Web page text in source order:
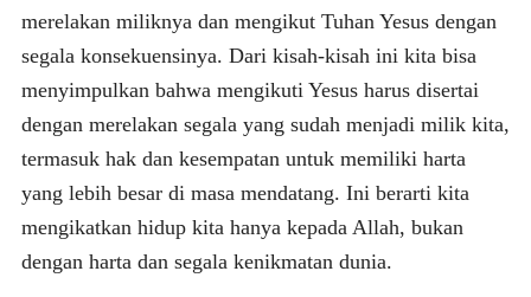
merelakan miliknya dan mengikut Tuhan Yesus dengan
segala konsekuensinya. Dari kisah-kisah ini kita bisa
menyimpulkan bahwa mengikuti Yesus harus disertai
dengan merelakan segala yang sudah menjadi milik kita,
termasuk hak dan kesempatan untuk memiliki harta
yang lebih besar di masa mendatang. Ini berarti kita
mengikatkan hidup kita hanya kepada Allah, bukan
dengan harta dan segala kenikmatan dunia.